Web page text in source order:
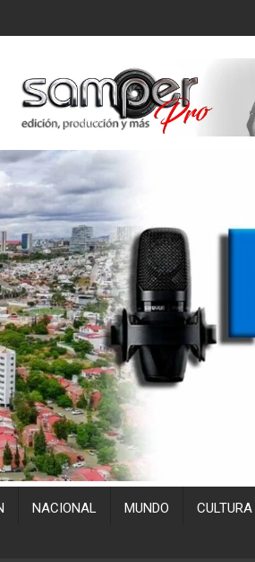
NACIONAL MUNDO CULTURA